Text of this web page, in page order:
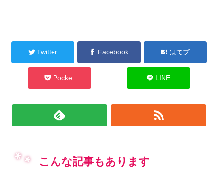
Twitter Facebook はてブ
Pocket LINE
こんな記事もあります